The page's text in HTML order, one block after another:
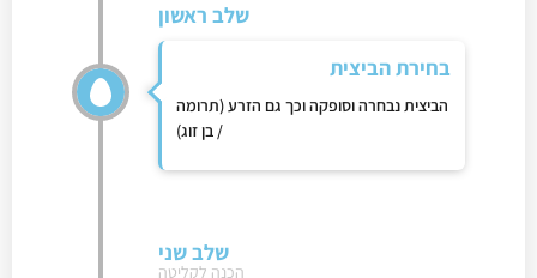
שלב ראשון
בחירת הביצית
הביצית נבחרה וסופקה וכך גם הזרע (תרומה
/ בן זוג)
שלב שני
הכנה לקליטה